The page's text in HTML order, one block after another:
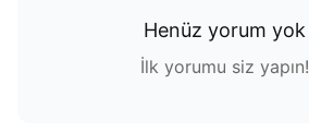
Henüz yorum yok
İlk yorumu siz yapın!